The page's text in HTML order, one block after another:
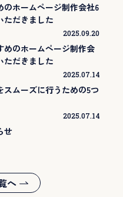
のホームページ制作会社6
ただきました
2025.09.20
めのホームページ制作会
ただきました
2025.07.14
スムーズに行うための5つ
2025.07.14
せ
へ